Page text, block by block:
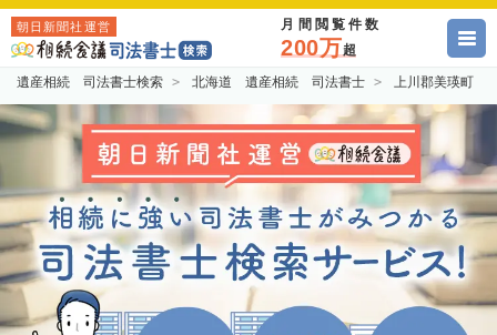
朝日新聞社運営 月間閲覧件数
200万超
遺産相続 司法書士検索 北海道 遺産相続 司法書士 上川郡美瑛町